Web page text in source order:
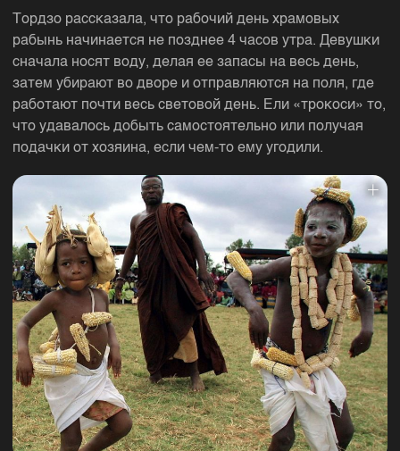
Тордзо рассказала, что рабочий день храмовых
рабынь начинается не позднее 4 часов утра. Девушки
сначала носят воду, делая ее запасы на весь день,
затем убирают во дворе и отправляются на поля, где
работают почти весь световой день. Ели «трокоси» то,
что удавалось добыть самостоятельно или получая
подачки от хозяина, если чем-то ему угодили.